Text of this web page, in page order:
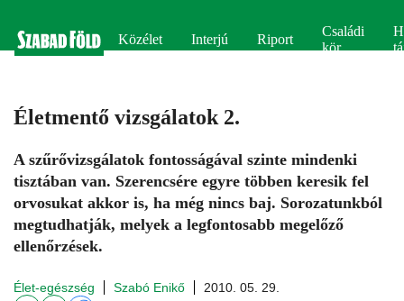
Közélet Interjú Riport
Családi
kör
Életmentő vizsgálatok 2.
A szűrővizsgálatok fontosságával szinte mindenki
tisztában van. Szerencsére egyre többen keresik fel
orvosukat akkor is, ha még nincs baj. Sorozatunkból
megtudhatják, melyek a legfontosabb megelőző
ellenőrzések.
Élet-egészség Szabó Enikő 2010. 05. 29.